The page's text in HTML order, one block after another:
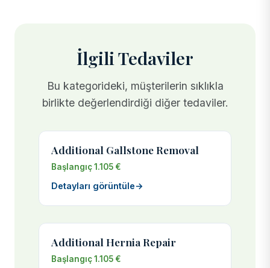
İlgili Tedaviler
Bu kategorideki, müşterilerin sıklıkla
birlikte değerlendirdiği diğer tedaviler.
Additional Gallstone Removal
Başlangıç 1.105 €
Detayları görüntüle→
Additional Hernia Repair
Başlangıç 1.105 €